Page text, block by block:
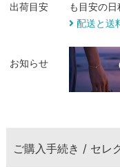
出荷目安
も目安の日
配送と送
お知らせ
ご購入手続き / セレ